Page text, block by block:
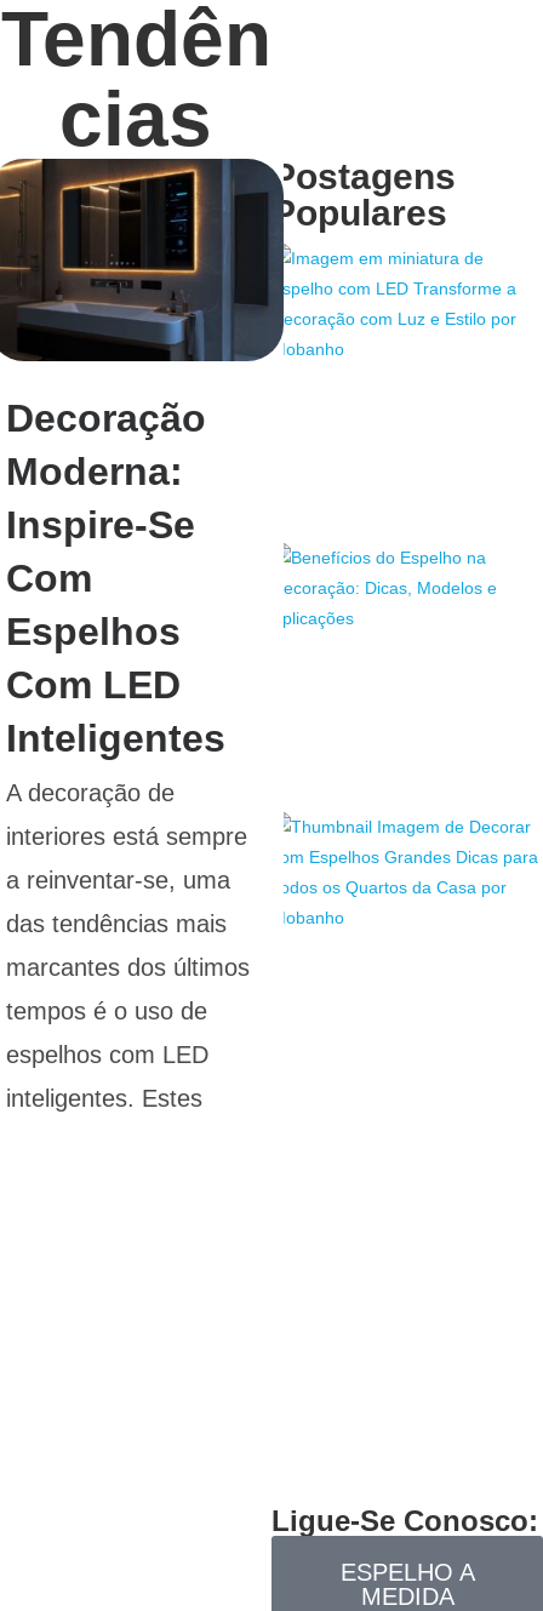
Tendên
Cias
Postagens
Populares
Ligue-Se Conosco:
ESPELHO A
MEDIDA
Decoração
Moderna:
Inspire-Se
Com
Espelhos
Com LED
Inteligentes
A decoração de
interiores está sempre
a reinventar-se, uma
das tendências mais
marcantes dos últimos
tempos é o uso de
espelhos com LED
inteligentes. Estes